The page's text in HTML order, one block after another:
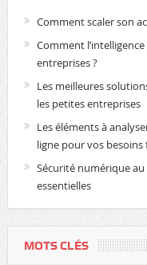
Comment scaler son
Comment
entreprises ?
Les meilleures
les petites entreprises
Les éléments à
ligne pour vos besoins
Sécurité numérique
essentielles
MOTS CLÉS